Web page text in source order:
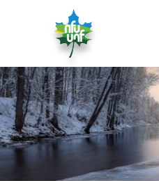
Aller au contenu